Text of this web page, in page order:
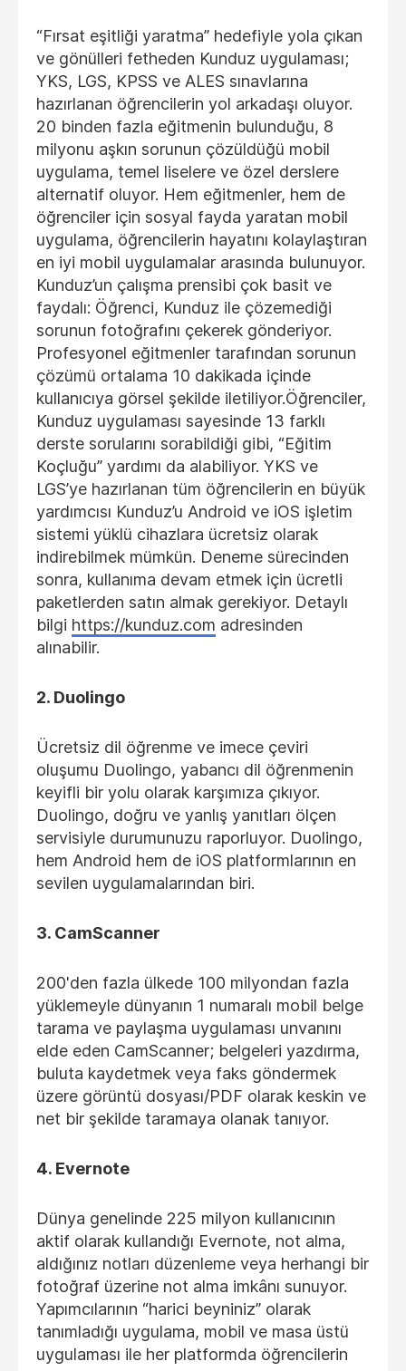
“Fırsat eşitliği yaratma” hedefiyle yola çıkan
ve gönülleri fetheden Kunduz uygulaması;
YKS, LGS, KPSS ve ALES sınavlarına
hazırlanan öğrencilerin yol arkadaşı oluyor.
20 binden fazla eğitmenin bulunduğu, 8
milyonu aşkın sorunun çözüldüğü mobil
uygulama, temel liselere ve özel derslere
alternatif oluyor. Hem eğitmenler, hem de
öğrenciler için sosyal fayda yaratan mobil
uygulama, öğrencilerin hayatını kolaylaştıran
en iyi mobil uygulamalar arasında bulunuyor.
Kunduz’un çalışma prensibi çok basit ve
faydalı: Öğrenci, Kunduz ile çözemediği
sorunun fotoğrafını çekerek gönderiyor.
Profesyonel eğitmenler tarafından sorunun
çözümü ortalama 10 dakikada içinde
kullanıcıya görsel şekilde iletiliyor.Öğrenciler,
Kunduz uygulaması sayesinde 13 farklı
derste sorularını sorabildiği gibi, “Eğitim
Koçluğu” yardımı da alabiliyor. YKS ve
LGS’ye hazırlanan tüm öğrencilerin en büyük
yardımcısı Kunduz’u Android ve iOS işletim
sistemi yüklü cihazlara ücretsiz olarak
indirebilmek mümkün. Deneme sürecinden
sonra, kullanıma devam etmek için ücretli
paketlerden satın almak gerekiyor. Detaylı
bilgi https://kunduz.com adresinden
alınabilir.
2. Duolingo
Ücretsiz dil öğrenme ve imece çeviri
oluşumu Duolingo, yabancı dil öğrenmenin
keyifli bir yolu olarak karşımıza çıkıyor.
Duolingo, doğru ve yanlış yanıtları ölçen
servisiyle durumunuzu raporluyor. Duolingo,
hem Android hem de iOS platformlarının en
sevilen uygulamalarından biri.
3. CamScanner
200'den fazla ülkede 100 milyondan fazla
yüklemeyle dünyanın 1 numaralı mobil belge
tarama ve paylaşma uygulaması unvanını
elde eden CamScanner; belgeleri yazdırma,
buluta kaydetmek veya faks göndermek
üzere görüntü dosyası/PDF olarak keskin ve
net bir şekilde taramaya olanak tanıyor.
4. Evernote
Dünya genelinde 225 milyon kullanıcının
aktif olarak kullandığı Evernote, not alma,
aldığınız notları düzenleme veya herhangi bir
fotoğraf üzerine not alma imkânı sunuyor.
Yapımcılarının “harici beyniniz” olarak
tanımladığı uygulama, mobil ve masa üstü
uygulaması ile her platformda öğrencilerin